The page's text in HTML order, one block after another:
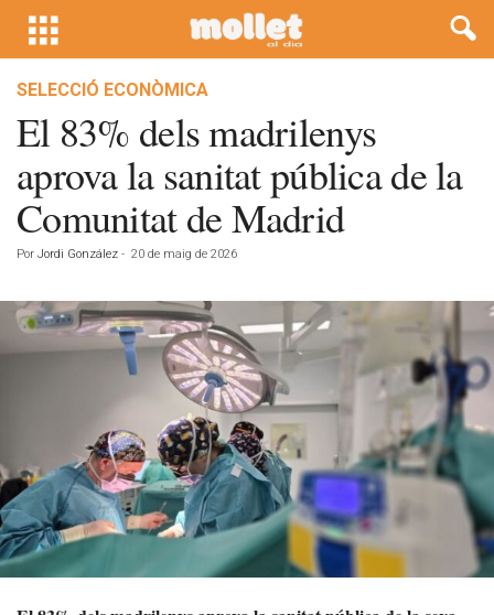
SELECCIÓ ECONÒMICA
El 83% dels madrilenys
aprova la sanitat pública de la
Comunitat de Madrid
Por Jordi González - 20 de maig de 2026